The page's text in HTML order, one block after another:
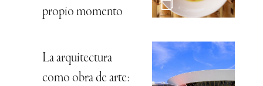
propio momento
La arquitectura
como obra de arte: